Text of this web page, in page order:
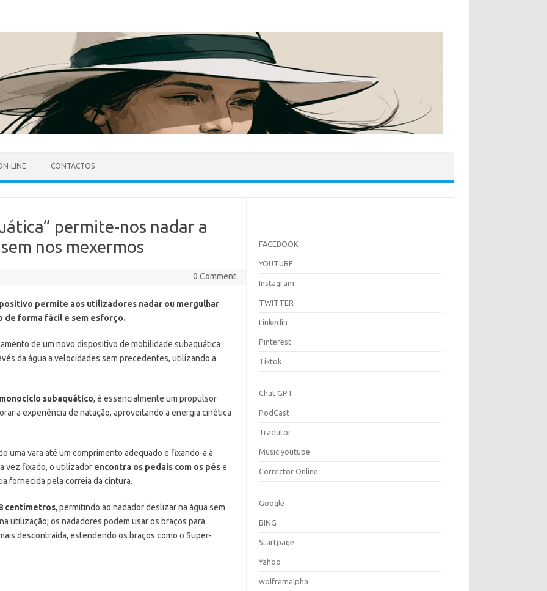
LINE CONTACTOS
permite-nos nadar a
nos mexermos
0 Comment
permite aos utilizadores nadar ou mergulhar
de forma fácil e sem esforço.
de um novo dispositivo de mobilidade subaquática
da água a velocidades sem precedentes, utilizando a
monociclo subaquático, é essencialmente um propulsor
a experiência de natação, aproveitando a energia cinética
uma vara até um comprimento adequado e fixando-a à
vez fixado, o utilizador encontra os pedais com os pése
fornecida pela correia da cintura.
centímetros, permitindo ao nadador deslizar na água sem
utilização; os nadadores podem usar os braços para
descontraída, estendendo os braços como o Super-
FACEBOOK
YOUTUBE
Instagram
TWITTER
Linkedin
Pinterest
Tiktok
Chat GPT
PodCast
Tradutor
Music.youtube
Corrector Online
Google
BING
Startpage
Yahoo
wolframalpha